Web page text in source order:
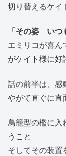
切り替えるケイ
「その姿 いつ
エミリコが喜ん
がケイト様に好
話の前半は、感
やがて直ぐに直
鳥籠型の檻に入
うこと
そしてその装置